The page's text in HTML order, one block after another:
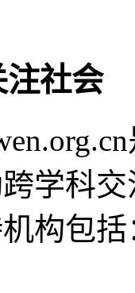
社会
学科
构包